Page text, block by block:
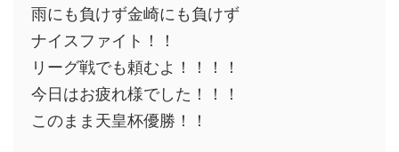
雨にも負けず金崎にも負けず
ナイスファイト！！
リーグ戦でも頼むよ！！！！
今日はお疲れ様でした！！！
このまま天皇杯優勝！！